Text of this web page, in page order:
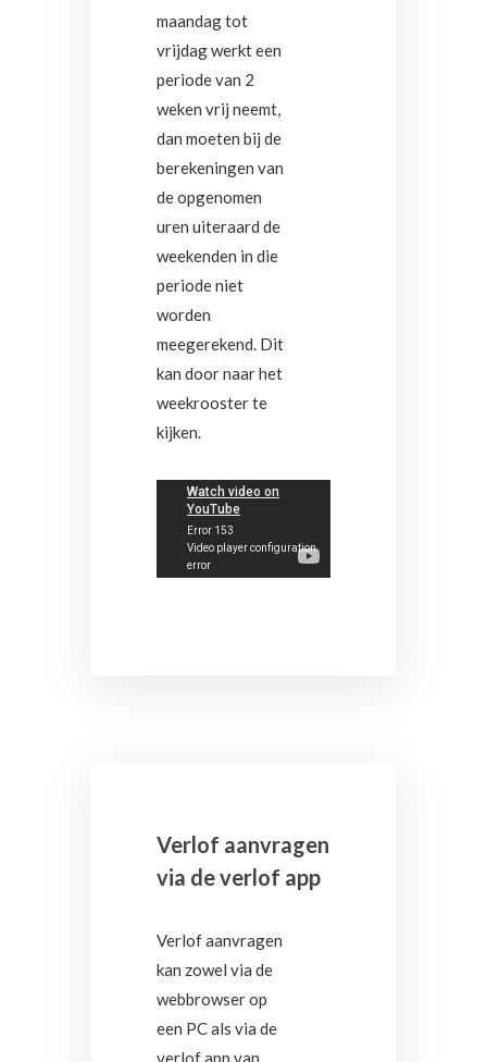
maandag tot
vrijdag werkt een
periode van 2
weken vrij neemt,
dan moeten bij de
berekeningen van
de opgenomen
uren uiteraard de
weekenden in die
periode niet
worden
meegerekend. Dit
kan door naar het
weekrooster te
kijken.
Verlof aanvragen
via de verlof app
Verlof aanvragen
kan zowel via de
webbrowser op
een PC als via de
verlof app van